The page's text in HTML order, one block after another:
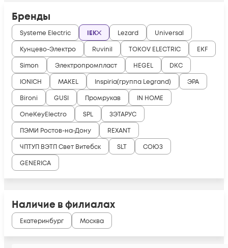
Бренды
Systeme Electric IEK Lezard
Universal
Кунцево-Электро
Ruvinil TOKOV ELECTRIC
EKF
Simon
Электропромпласт HEGEL
DKC
IONICH
MAKEL Inspiria(группа Legrand)
ЭРА
Bironi
GUSI Промрукав
IN HOME
OneKeyElectro
SPL
ЗЭТАРУС
ПЭМИ Ростов-на-Дону
REXANT
ЧПТУП ВЭТП Свет Витебск
SLT
СОЮЗ
GENERICA
Наличие в филиалах
Екатеринбург Москва